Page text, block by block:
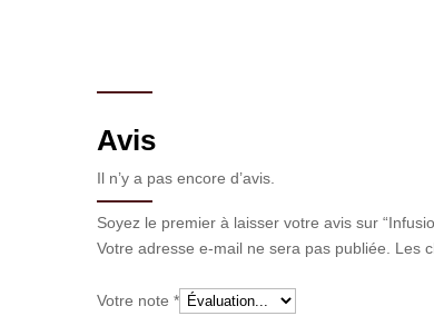
Avis
Il n’y a pas encore d’avis.
Soyez le premier à laisser votre avis sur
Votre adresse e-mail ne sera pas publiée. Les
Votre note *